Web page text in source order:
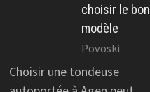
choisir le bon
modèle
Povoski
Choisir une tondeuse